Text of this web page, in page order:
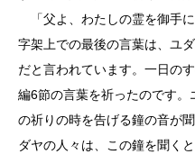
「父よ、わたしの霊を御手
字架上での最後の言葉は、ユ
だと言われています。一日の
編6節の言葉を祈ったのです
の祈りの時を告げる鐘の音が
ダヤの人々は、この鐘を聞く